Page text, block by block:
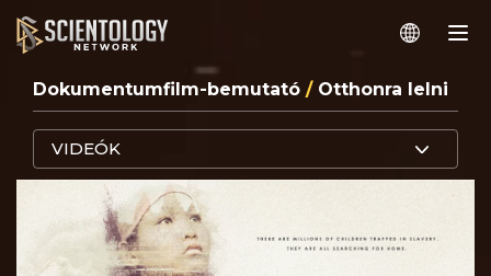
Dokumentumfilm-bemutató / Otthonra lelni
VIDEÓK